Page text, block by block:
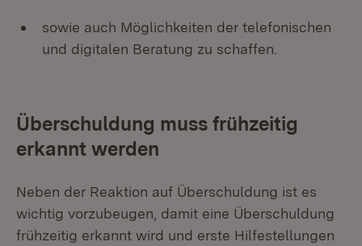
sowie auch Möglichkeiten der telefonischen
und digitalen Beratung zu schaffen.
Überschuldung muss frühzeitig
erkannt werden
Neben der Reaktion auf Überschuldung ist es
wichtig vorzubeugen, damit eine Überschuldung
frühzeitig erkannt wird und erste Hilfestellungen